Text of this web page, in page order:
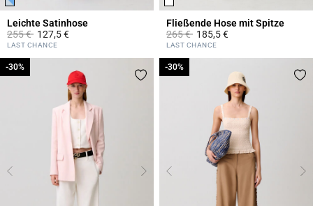
Leichte Satinhose
Price reduced from
255 €to127,5 €
4,2 out of 5 Customer Rating
LAST CHANCE
Fließende Hose mit Spitze
Price reduced from
265 €to185,5 €
5 out of 5 Customer Rating
LAST CHANCE
-30%
-30% -30%
-30%